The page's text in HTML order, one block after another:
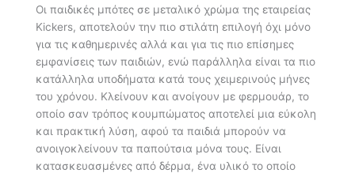
Οι παιδικές μπότες σε μεταλικό χρώμα της εταιρείας
Kickers, αποτελούν την πιο στιλάτη επιλογή όχι μόνο
για τις καθημερινές αλλά και για τις πιο επίσημες
εμφανίσεις των παιδιών, ενώ παράλληλα είναι τα πιο
κατάλληλα υποδήματα κατά τους χειμερινούς μήνες
του χρόνου. Κλείνουν και ανοίγουν με φερμουάρ, το
οποίο σαν τρόπος κουμπώματος αποτελεί μια εύκολη
και πρακτική λύση, αφού τα παιδιά μπορούν να
ανοιγοκλείνουν τα παπούτσια μόνα τους. Είναι
κατασκευασμένες από δέρμα, ένα υλικό το οποίο